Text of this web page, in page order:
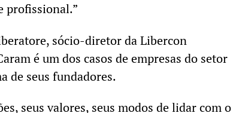
profissional.”
sócio-diretor da Libercon
é um dos casos de empresas do setor
de seus fundadores.
seus valores, seus modos de lidar com o